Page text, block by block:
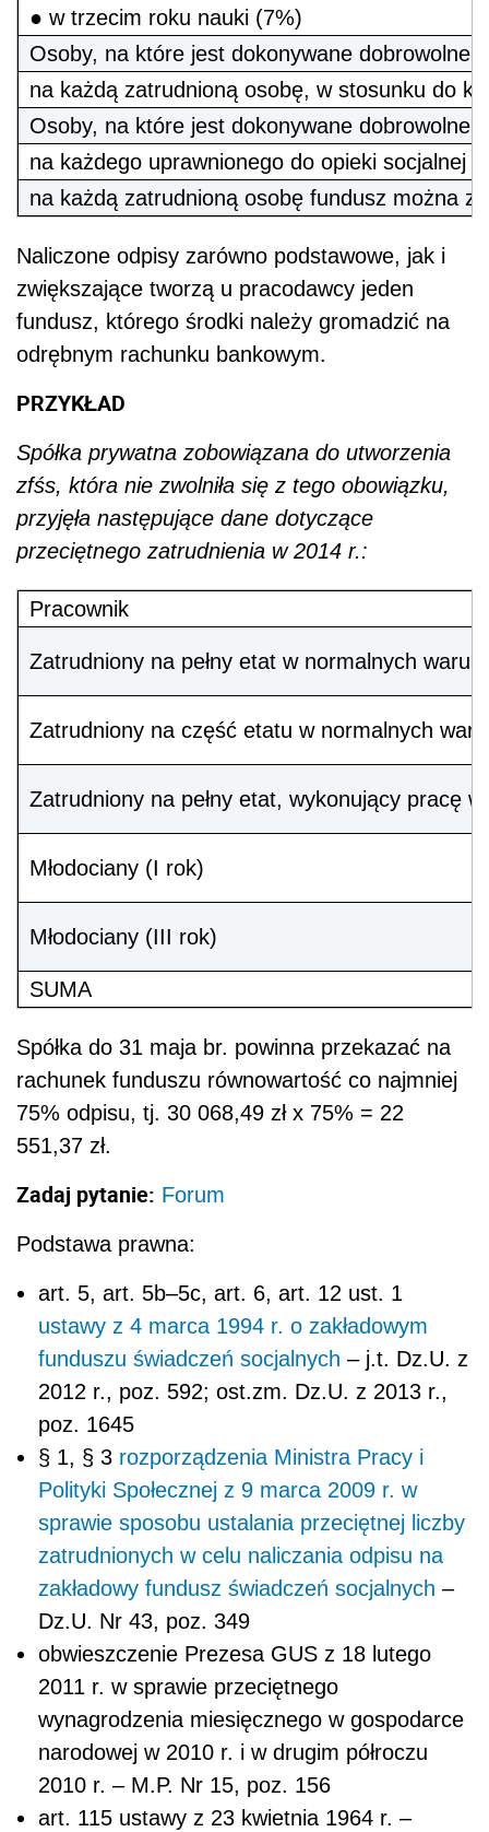
● w trzecim roku nauki (7%)
Osoby, na które jest dokonywane dobrowolne
na każdą zatrudnioną osobę, w stosunku do
Osoby, na które jest dokonywane dobrowolne
na każdego uprawnionego do opieki socjalnej
na każdą zatrudnioną osobę fundusz można
Naliczone odpisy zarówno podstawowe, jak i
zwiększające tworzą u pracodawcy jeden
fundusz, którego środki należy gromadzić na
odrębnym rachunku bankowym.
PRZYKŁAD
Spółka prywatna zobowiązana do utworzenia
zfśs, która nie zwolniła się z tego obowiązku,
przyjęła następujące dane dotyczące
przeciętnego zatrudnienia w 2014 r.:
Pracownik
Zatrudniony na pełny etat w normalnych
Zatrudniony na część etatu w normalnych
Zatrudniony na pełny etat, wykonujący pracę
Młodociany (I rok)
Młodociany (III rok)
SUMA
Spółka do 31 maja br. powinna przekazać na
rachunek funduszu równowartość co najmniej
75% odpisu, tj. 30 068,49 zł x 75% = 22
551,37 zł.
Zadaj pytanie: Forum
Podstawa prawna:
art. 5, art. 5b–5c, art. 6, art. 12 ust. 1
ustawy z 4 marca 1994 r. o zakładowym
funduszu świadczeń socjalnych – j.t. Dz.U. z
2012 r., poz. 592; ost.zm. Dz.U. z 2013 r.,
poz. 1645
§ 1, § 3 rozporządzenia Ministra Pracy i
Polityki Społecznej z 9 marca 2009 r. w
sprawie sposobu ustalania przeciętnej liczby
zatrudnionych w celu naliczania odpisu na
zakładowy fundusz świadczeń socjalnych –
Dz.U. Nr 43, poz. 349
obwieszczenie Prezesa GUS z 18 lutego
2011 r. w sprawie przeciętnego
wynagrodzenia miesięcznego w gospodarce
narodowej w 2010 r. i w drugim półroczu
2010 r. – M.P. Nr 15, poz. 156
art. 115 ustawy z 23 kwietnia 1964 r. –